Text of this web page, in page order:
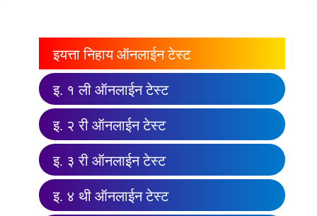
इयत्ता निहाय ऑनलाईन टेस्ट
इ. १ ली ऑनलाईन टेस्ट
इ. २ री ऑनलाईन टेस्ट
इ. ३ री ऑनलाईन टेस्ट
इ. ४ थी ऑनलाईन टेस्ट